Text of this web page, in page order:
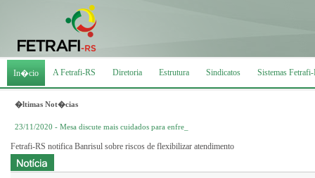
In�cio A Fetrafi-RS Diretoria Estrutura Sindicatos Sistemas
�ltimas Not�cias
23/11/2020 - Mesa discute mais cuidados para enfrentar segunda onda da Covid-19
Fetrafi-RS notifica Banrisul sobre riscos de flexibilizar atendimento